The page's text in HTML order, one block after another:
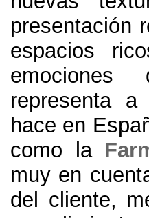
presentación
espacios
representa
hace en
como la
muy en
del cliente,